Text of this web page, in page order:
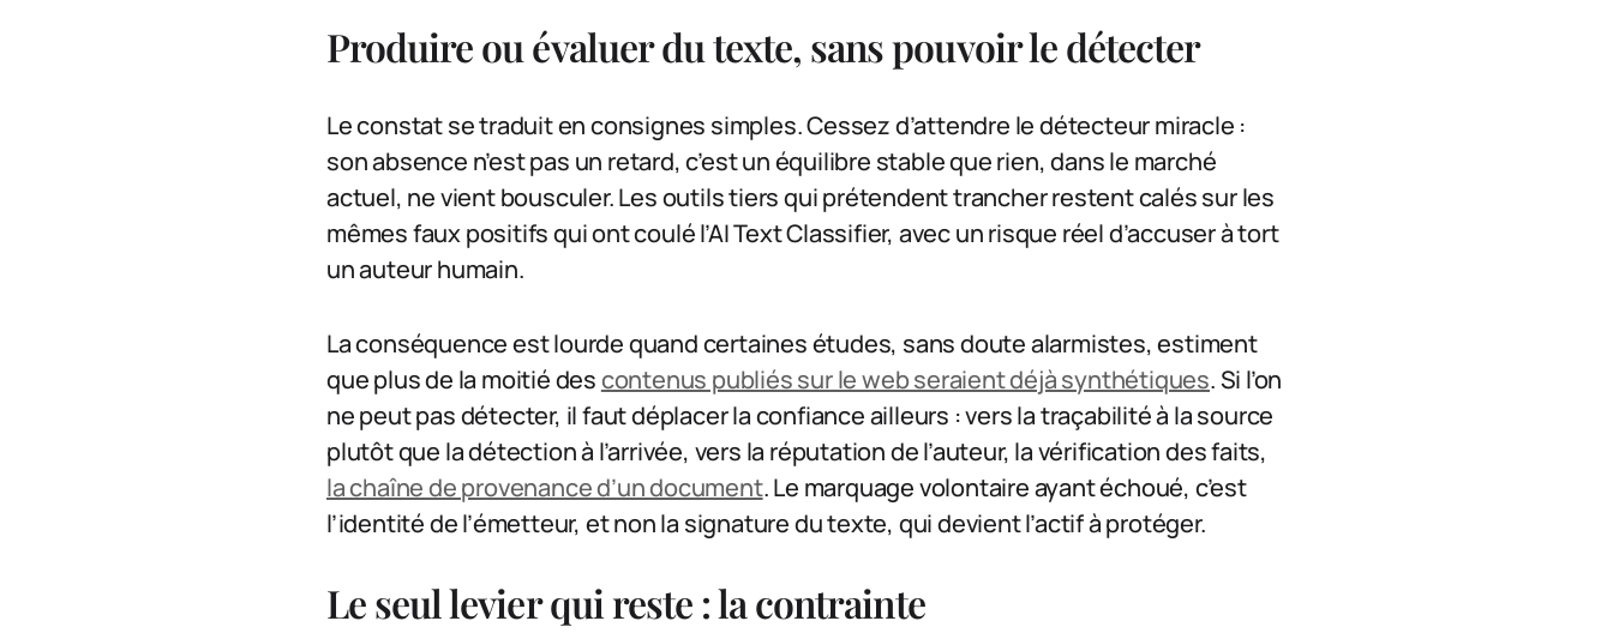
Produire ou évaluer du texte, sans pouvoir le détecter
Le constat se traduit en consignes simples. Cessez d’attendre le détecteur miracle :
son absence n’est pas un retard, c’est un équilibre stable que rien, dans le marché
actuel, ne vient bousculer. Les outils tiers qui prétendent trancher restent calés sur les
mêmes faux positifs qui ont coulé l’AI Text Classifier, avec un risque réel d’accuser à tort
un auteur humain.
La conséquence est lourde quand certaines études, sans doute alarmistes, estiment
que plus de la moitié descontenus publiés sur le web seraient déjà synthétiques. Si l’on
ne peut pas détecter, il faut déplacer la confiance ailleurs : vers la traçabilité à la source
plutôt que la détection à l’arrivée, vers la réputation de l’auteur, la vérification des faits,
la chaîne de provenance d’un document. Le marquage volontaire ayant échoué, c’est
l’identité de l’émetteur, et non la signature du texte, qui devient l’actif à protéger.
Le seul levier qui reste : la contrainte